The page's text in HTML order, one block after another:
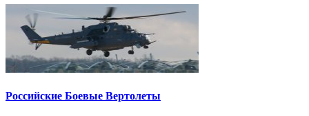
Российские Боевые Вертолеты